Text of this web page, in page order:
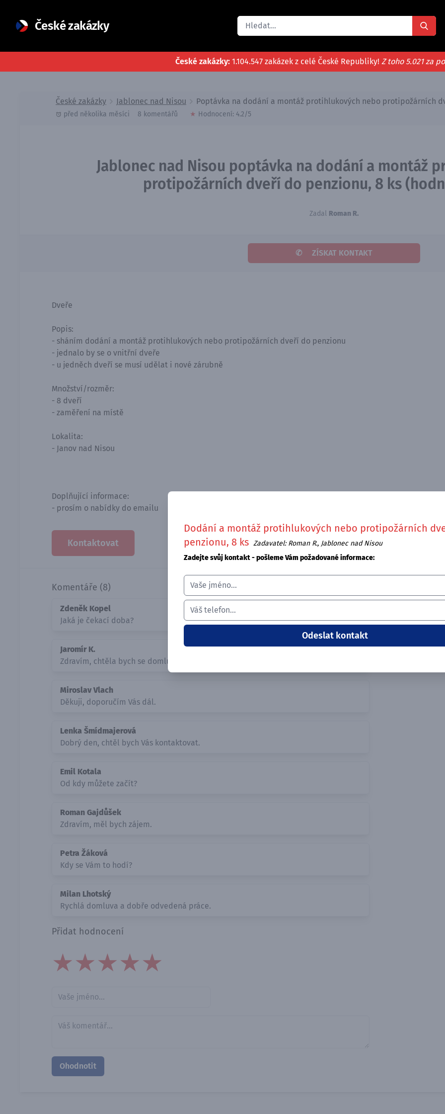
České zakázky
České zakázky: 1.104.547 zakázek z celé České Republiky! Z toho 5.021 za
České zakázky Jablonec nad Nisou Poptávka na dodání a montáž protihlukových nebo protipožárních
před několika měsíci 8 komentářů ★ Hodnocení: 4.2/5
Jablonec nad Nisou poptávka na dodání a montáž
protipožárních dveří do penzionu, 8 ks
Zadal Roman R.
✆ ZÍSKAT KONTAKT
Dveře
Popis:
- sháním dodání a montáž protihlukových nebo protipožárních dveří do penzionu
- jednalo by se o vnitřní dveře
- u jedněch dveří se musí udělat i nové zárubně
Množství/rozměr:
- 8 dveří
- zaměření na místě
Lokalita:
- Janov nad Nisou
Doplňující informace:
- prosím o nabídky do emailu
Kontaktovat
Komentáře (8)
Zdeněk Kopel
Jaká je čekací doba?
Jaromír K.
Zdravím, chtěla bych se domluvit.
Miroslav Vlach
Děkuji, doporučím Vás dál.
Lenka Šmídmajerová
Dobrý den, chtěl bych Vás kontaktovat.
Emil Kotala
Od kdy můžete začít?
Roman Gajdůšek
Zdravím, měl bych zájem.
Petra Žáková
Kdy se Vám to hodí?
Milan Lhotský
Rychlá domluva a dobře odvedená práce.
Přidat hodnocení
★
★★
★★★
★★★★
★★★★★
Dodání a montáž protihlukových nebo protipožárních
penzionu, 8 ks Zadavatel: Roman R., Jablonec nad Nisou
Zadejte svůj kontakt - pošleme Vám požadované informace: